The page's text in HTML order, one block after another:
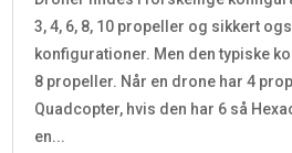
3, 4, 6, 8, 10 propeller og sikkert
konfigurationer. Men den typiske
8 propeller. Når en drone har 4
Quadcopter, hvis den har 6 så
en...